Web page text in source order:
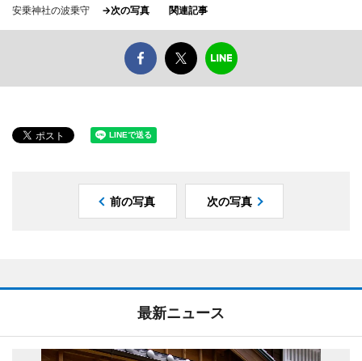
安乗神社の波乗守 →次の写真 関連記事
前の写真 次の写真
最新ニュース